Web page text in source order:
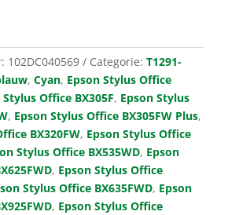
102DC040569 Categorie: T1291-
, Cyan, Epson Stylus Office
Stylus Office BX305F, Epson Stylus
, Epson Stylus Office BX305FW Plus,
BX320FW, Epson Stylus Office
Stylus Office BX535WD, Epson
, Epson Stylus Office
Stylus Office BX635FWD, Epson
, Epson Stylus Office